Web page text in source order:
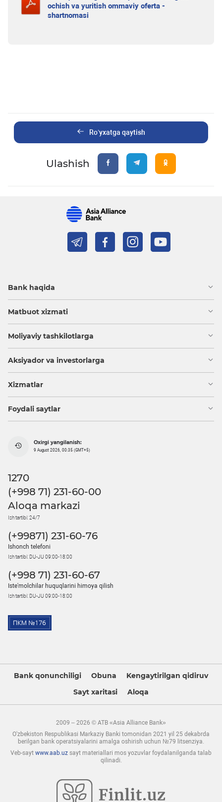
ochish va yuritish ommaviy oferta -
shartnomasi
Ro’yxatga qaytish
Ulashish
Bank haqida
Matbuot xizmati
Moliyaviy tashkilotlarga
Aksiyador va investorlarga
Xizmatlar
Foydali saytlar
Oxirgi yangilanish:
9 August 2026, 00:35 (GMT+5)
1270
(+998 71) 231-60-00
Aloqa markazi
Ish tartibi: 24/7
(+99871) 231-60-76
Ishonch telefoni
Ish tartibi: DU-JU 09:00-18:00
(+998 71) 231-60-67
Iste'molchilar huquqlarini himoya qilish
Ish tartibi: DU-JU 09:00-18:00
Bank qonunchiligi Obuna
Kengaytirilgan qidiruv
Sayt xaritasi
Aloqa
2009 – 2026 © ATB «Asia Alliance Bank»
O'zbekiston Respublikasi Markaziy Banki tomonidan 2021 yil 25 dekabrda
berilgan bank operatsiyalarini amalga oshirish uchun №79 litsenziya.
Veb-sayt www.aab.uz sayt materiallari mos yozuvlar foydalanilganda talab
qilinadi.